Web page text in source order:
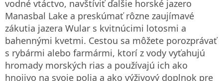
vodné vtáctvo, navštíviť ďalšie horské jazero
Manasbal Lake a preskúmať rôzne zaujímavé
zákutia jazera Wular s kvitnúcimi lotosmi a
bahennými kvetmi. Cestou sa môžete porozprávať
s rybármi alebo farmármi, ktorí z vody vyťahujú
hromady morských rias a používajú ich ako
hnojivo na svoje polia a ako výživový doplnok pre